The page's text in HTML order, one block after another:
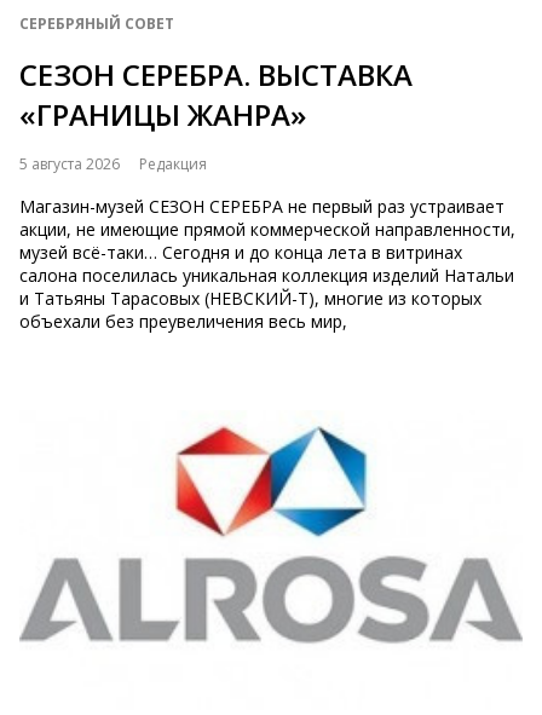
СЕРЕБРЯНЫЙ СОВЕТ
СЕЗОН СЕРЕБРА. ВЫСТАВКА
«ГРАНИЦЫ ЖАНРА»
5 августа 2026 Редакция
Магазин-музей СЕЗОН СЕРЕБРА не первый раз устраивает
акции, не имеющие прямой коммерческой направленности,
музей всё-таки… Сегодня и до конца лета в витринах
салона поселилась уникальная коллекция изделий Натальи
и Татьяны Тарасовых (НЕВСКИЙ-Т), многие из которых
объехали без преувеличения весь мир,